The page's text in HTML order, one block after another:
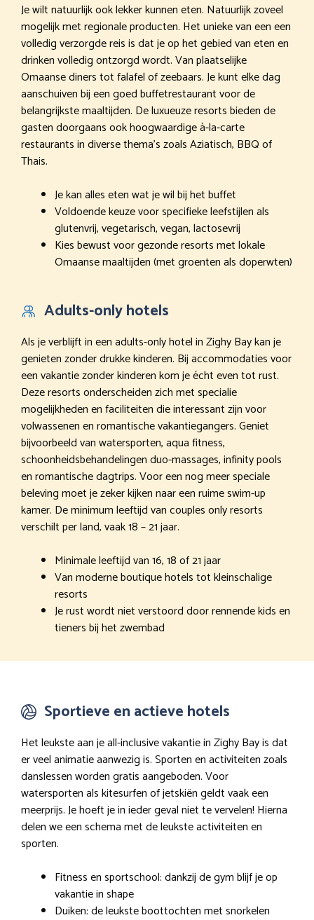
Je wilt natuurlijk ook lekker kunnen eten. Natuurlijk zoveel
mogelijk met regionale producten. Het unieke van een een
volledig verzorgde reis is dat je op het gebied van eten en
drinken volledig ontzorgd wordt. Van plaatselijke
Omaanse diners tot falafel of zeebaars. Je kunt elke dag
aanschuiven bij een goed buffetrestaurant voor de
belangrijkste maaltijden. De luxueuze resorts bieden de
gasten doorgaans ook hoogwaardige à-la-carte
restaurants in diverse thema’s zoals Aziatisch, BBQ of
Thais.
Je kan alles eten wat je wil bij het buffet
Voldoende keuze voor specifieke leefstijlen als
glutenvrij, vegetarisch, vegan, lactosevrij
Kies bewust voor gezonde resorts met lokale
Omaanse maaltijden (met groenten als doperwten)
Adults-only hotels
Als je verblijft in een adults-only hotel in Zighy Bay kan je
genieten zonder drukke kinderen. Bij accommodaties voor
een vakantie zonder kinderen kom je écht even tot rust.
Deze resorts onderscheiden zich met specialie
mogelijkheden en faciliteiten die interessant zijn voor
volwassenen en romantische vakantiegangers. Geniet
bijvoorbeeld van watersporten, aqua fitness,
schoonheidsbehandelingen duo-massages, infinity pools
en romantische dagtrips. Voor een nog meer speciale
beleving moet je zeker kijken naar een ruime swim-up
kamer. De minimum leeftijd van couples only resorts
verschilt per land, vaak 18 – 21 jaar.
Minimale leeftijd van 16, 18 of 21 jaar
Van moderne boutique hotels tot kleinschalige
resorts
Je rust wordt niet verstoord door rennende kids en
tieners bij het zwembad
Sportieve en actieve hotels
Het leukste aan je all-inclusive vakantie in Zighy Bay is dat
er veel animatie aanwezig is. Sporten en activiteiten zoals
danslessen worden gratis aangeboden. Voor
watersporten als kitesurfen of jetskiën geldt vaak een
meerprijs. Je hoeft je in ieder geval niet te vervelen! Hierna
delen we een schema met de leukste activiteiten en
sporten.
Fitness en sportschool: dankzij de gym blijf je op
vakantie in shape
Duiken: de leukste boottochten met snorkelen